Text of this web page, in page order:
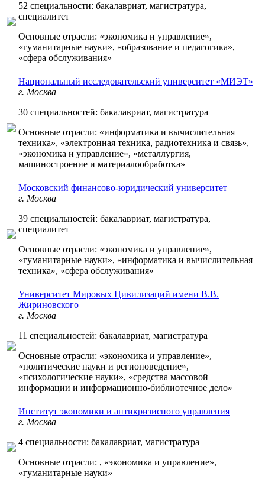
52 специальности: бакалавриат, магистратура,
специалитет
Основные отрасли: «экономика и управление»,
«гуманитарные науки», «образование и педагогика»,
«сфера обслуживания»
Национальный исследовательский университет «МИЭТ»
г. Москва
30 специальностей: бакалавриат, магистратура
Основные отрасли: «информатика и вычислительная
техника», «электронная техника, радиотехника и связь»,
«экономика и управление», «металлургия,
машиностроение и материалообработка»
Московский финансово-юридический университет
г. Москва
39 специальностей: бакалавриат, магистратура,
специалитет
Основные отрасли: «экономика и управление»,
«гуманитарные науки», «информатика и вычислительная
техника», «сфера обслуживания»
Университет Мировых Цивилизаций имени В.В.
Жириновского
г. Москва
11 специальностей: бакалавриат, магистратура
Основные отрасли: «экономика и управление»,
«политические науки и регионоведение»,
«психологические науки», «средства массовой
информации и информационно-библиотечное дело»
Институт экономики и антикризисного управления
г. Москва
4 специальности: бакалавриат, магистратура
Основные отрасли: , «экономика и управление»,
«гуманитарные науки»